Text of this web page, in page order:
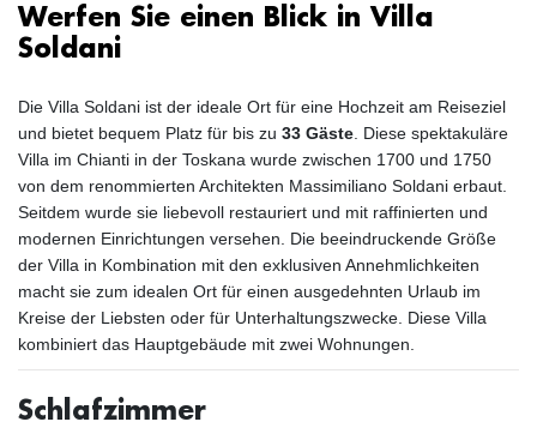
Werfen Sie einen Blick in Villa
Soldani
Die Villa Soldani ist der ideale Ort für eine Hochzeit am Reiseziel
und bietet bequem Platz für bis zu 33 Gäste . Diese spektakuläre
Villa im Chianti in der Toskana wurde zwischen 1700 und 1750
von dem renommierten Architekten Massimiliano Soldani erbaut.
Seitdem wurde sie liebevoll restauriert und mit raffinierten und
modernen Einrichtungen versehen. Die beeindruckende Größe
der Villa in Kombination mit den exklusiven Annehmlichkeiten
macht sie zum idealen Ort für einen ausgedehnten Urlaub im
Kreise der Liebsten oder für Unterhaltungszwecke. Diese Villa
kombiniert das Hauptgebäude mit zwei Wohnungen.
Schlafzimmer